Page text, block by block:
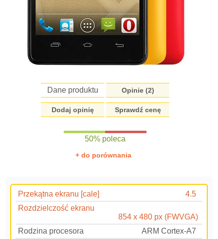
Dane produktu Opinie (2)
Dodaj opinię Sprawdź cenę
50% poleca
+ do porównania
Przekątna ekranu [cale]
4.5
Rozdzielczość ekranu
854 x 480 px (FWVGA)
Rodzina procesora
ARM Cortex-A7